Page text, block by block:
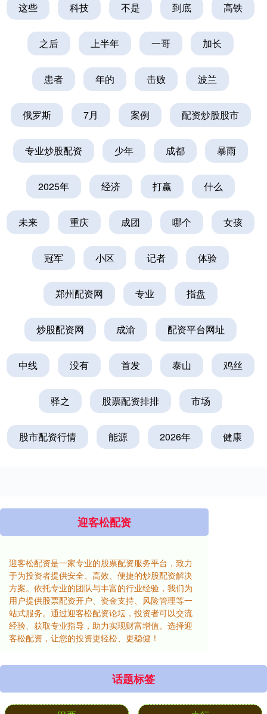
这些 科技 不是 到底 高铁
之后 上半年 一哥 加长
患者 年的 击败 波兰
俄罗斯 7月 案例 配资炒股股市
专业炒股配资 少年 成都 暴雨
2025年 经济 打赢 什么
未来 重庆 成团 哪个 女孩
冠军 小区 记者 体验
郑州配资网 专业 指盘
炒股配资网 成渝 配资平台网址
中线 没有 首发 泰山 鸡丝
驿之 股票配资排排 市场
股市配资行情 能源 2026年 健康
迎客松配资
迎客松配资是一家专业的股票配资服务平台，致力
于为投资者提供安全、高效、便捷的炒股配资解决
方案。依托专业的团队与丰富的行业经验，我们为
用户提供股票配资开户、资金支持、风险管理等一
站式服务。通过迎客松配资论坛，投资者可以交流
经验、获取专业指导，助力实现财富增值。选择迎
客松配资，让您的投资更轻松、更稳健！
话题标签